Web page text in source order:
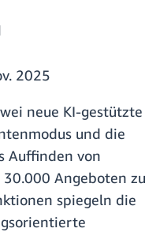
2025
neue KI-gestützte
und die
Auffinden von
Angeboten zu
spiegeln die